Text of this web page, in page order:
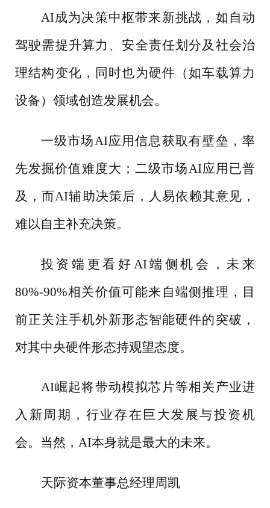
AI成为决策中枢带来新挑战，如自动
驾驶需提升算力、安全责任划分及社会治
理结构变化，同时也为硬件（如车载算力
设备）领域创造发展机会。
一级市场 AI应用信息获取有壁垒，率
先发掘价值难度大；二级市场AI应用已普
及，而AI辅助决策后，人易依赖其意见，
难以自主补充决策。
投资端更看好 AI端侧机会，未来
80%-90%相关价值可能来自端侧推理，目
前正关注手机外新形态智能硬件的突破，
对其中央硬件形态持观望态度。
AI崛起将带动模拟芯片等相关产业进
入新周期，行业存在巨大发展与投资机
会。当然，AI本身就是最大的未来。
天际资本董事总经理周凯